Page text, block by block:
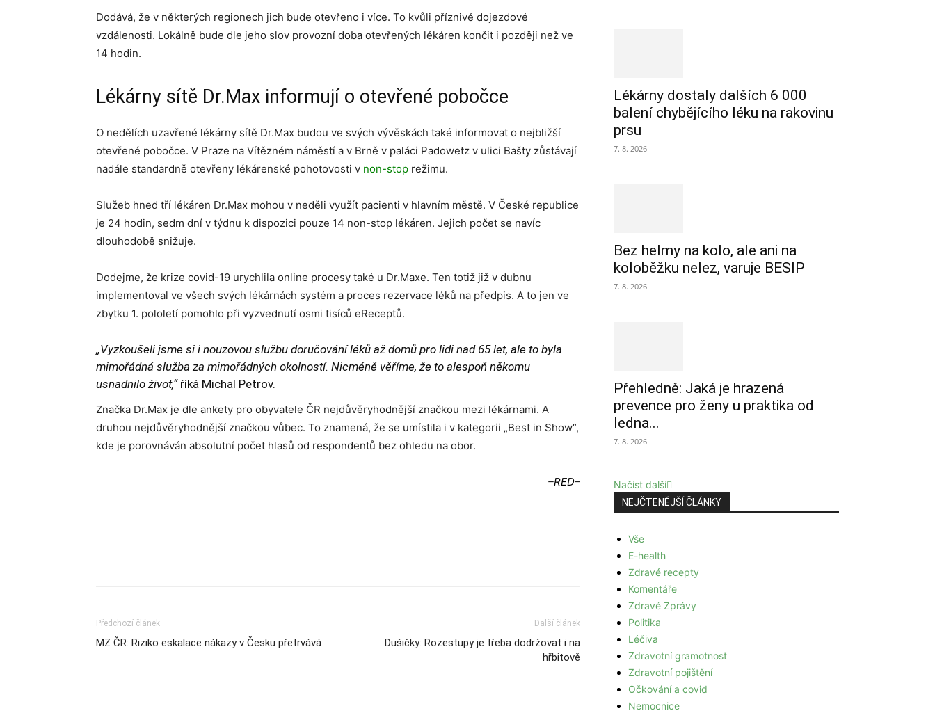
Dodává, že v některých regionech jich bude otevřeno i více. To kvůli příznivé dojezdové
vzdálenosti. Lokálně bude dle jeho slov provozní doba otevřených lékáren končit i později než ve
14 hodin.
Lékárny sítě Dr.Max informují o otevřené pobočce
O nedělích uzavřené lékárny sítě Dr.Max budou ve svých vývěskách také informovat o nejbližší
otevřené pobočce. V Praze na Vítězném náměstí a v Brně v paláci Padowetz v ulici Bašty zůstávají
nadále standardně otevřeny lékárenské pohotovosti v non-stop režimu.
Služeb hned tří lékáren Dr.Max mohou v neděli využít pacienti v hlavním městě. V České republice
je 24 hodin, sedm dní v týdnu k dispozici pouze 14 non-stop lékáren. Jejich počet se navíc
dlouhodobě snižuje.
Dodejme, že krize covid-19 urychlila online procesy také u Dr.Maxe. Ten totiž již v dubnu
implementoval ve všech svých lékárnách systém a proces rezervace léků na předpis. A to jen ve
zbytku 1. pololetí pomohlo při vyzvednutí osmi tisíců eReceptů.
„Vyzkoušeli jsme si i nouzovou službu doručování léků až domů pro lidi nad 65 let, ale to byla
mimořádná služba za mimořádných okolností. Nicméně věříme, že to alespoň někomu
usnadnilo život,“říká Michal Petrov.
Značka Dr.Max je dle ankety pro obyvatele ČR nejdůvěryhodnější značkou mezi lékárnami. A
druhou nejdůvěryhodnější značkou vůbec. To znamená, že se umístila i v kategorii „Best in Show“,
kde je porovnáván absolutní počet hlasů od respondentů bez ohledu na obor.
–RED–
Předchozí článek
MZ ČR: Riziko eskalace nákazy v Česku přetrvává
Další článek
Dušičky: Rozestupy je třeba dodržovat i na
hřbitově
Lékárny dostaly dalších 6 000
balení chybějícího léku na rakovinu
prsu
7. 8. 2026
Bez helmy na kolo, ale ani na
koloběžku nelez, varuje BESIP
7. 8. 2026
Přehledně: Jaká je hrazená
prevence pro ženy u praktika od
ledna...
7. 8. 2026
Načíst další
NEJČTENĚJŠÍ ČLÁNKY
Vše
E-health
Zdravé recepty
Komentáře
Zdravé Zprávy
Politika
Léčiva
Zdravotní gramotnost
Zdravotní pojištění
Očkování a covid
Nemocnice